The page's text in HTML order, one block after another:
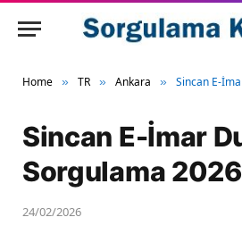
Home » TR » Ankara » Sincan E-
Sincan E-İmar
Sorgulama 2026
24/02/2026